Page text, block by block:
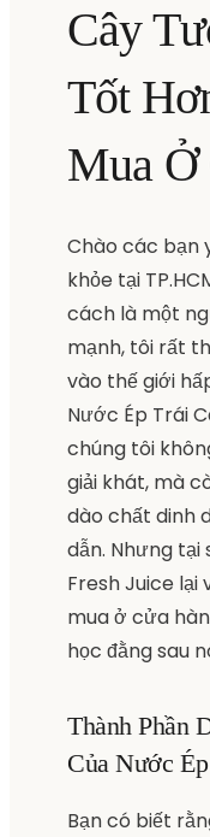
Cây
Tốt
Mua Ở
Chào các bạn
khỏe tại
cách là một
mạnh, tôi rất
vào thế giới
Nước Ép Trái
chúng tôi
giải khát, mà
dào chất dinh
dẫn. Nhưng
Fresh Juice
mua ở cửa
học đằng sau
Thành Phần
Của Nước
Bạn có biết